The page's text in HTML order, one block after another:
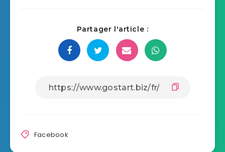
Partager l'article :
Facebook